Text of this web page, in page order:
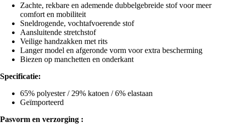
Zachte, rekbare en ademende dubbelgebreide stof voor meer
comfort en mobiliteit
Sneldrogende, vochtafvoerende stof
Aansluitende stretchstof
Veilige handzakken met rits
Langer model en afgeronde vorm voor extra bescherming
Biezen op manchetten en onderkant
Specificatie:
65% polyester / 29% katoen / 6% elastaan
Geïmporteerd
Pasvorm en verzorging :